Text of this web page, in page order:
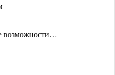
возможности…